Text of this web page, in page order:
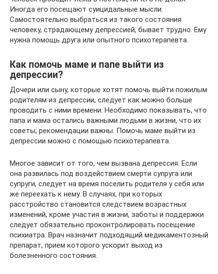
Иногда его посещают суицидальные мысли.
Самостоятельно выбраться из такого состояния
человеку, страдающему депрессией, бывает трудно. Ему
нужна помощь друга или опытного психотерапевта.
Как помочь маме и папе выйти из
депрессии?
Дочери или сыну, которые хотят помочь выйти пожилым
родителям из депрессии, следует как можно больше
проводить с ними времени. Необходимо показывать, что
папа и мама остались важными людьми в жизни, что их
советы, рекомендации важны. Помочь маме выйти из
депрессии можно с помощью психотерапевта.
Многое зависит от того, чем вызвана депрессия. Если
она развилась под воздействием смерти супруга или
супруги, следует на время поселить родителя у себя или
же переехать к нему. В случаях, при которых
расстройство становится следствием возрастных
изменений, кроме участия в жизни, заботы и поддержки
следует обязательно проконтролировать посещение
психиатра. Врач назначит подходящий медикаментозный
препарат, прием которого ускорит выход из
болезненного состояния.